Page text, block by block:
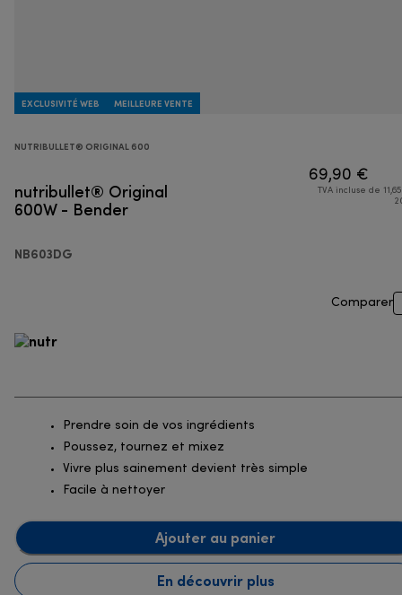
EXCLUSIVITÉ WEB MEILLEURE VENTE
NUTRIBULLET® ORIGINAL 600
nutribullet® Original
600W - Bender
NB603DG
69,90 €
TVA incluse de
Comparer
Prendre soin de vos ingrédients
Poussez, tournez et mixez
Vivre plus sainement devient très simple
Facile à nettoyer
Ajouter au panier
En découvrir plus